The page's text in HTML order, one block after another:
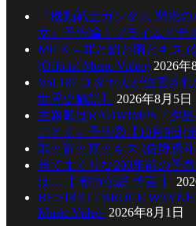
『機動戦士ガンダム 閃光
女』予告編｜プライムビデ
M!LK – 罪と罰と雨とキス (
(Official Music Video) 2026年
Vol.187 ユダヤ人が迫害さ
世界史解説】
2026年8月5日
主題歌はRADWIMPS「夕
ごとく』予告②【10月9日(
罪と罰と雨とキス (佐野勇
当てまくりな200年前の予
は…【 都市伝説 予言 】
BE:FIRST / BRUCE WAYNE
Music Video- 2026年8月1日